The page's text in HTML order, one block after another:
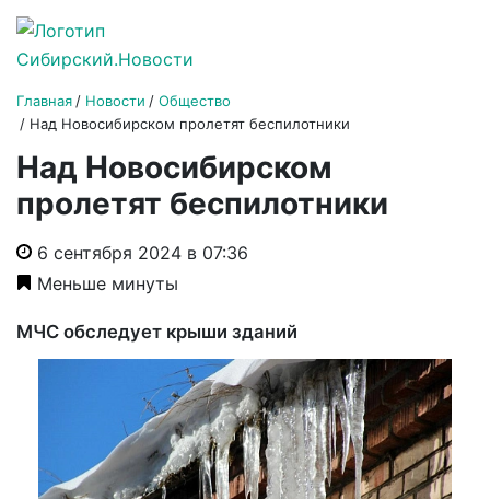
Главная Новости
Общество
Над Новосибирском пролетят беспилотники
Над Новосибирском
пролетят беспилотники
6 сентября 2024 в 07:36
Меньше минуты
МЧС обследует крыши зданий